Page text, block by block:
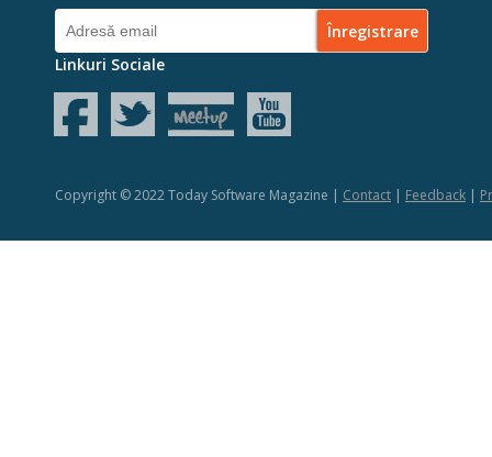
Linkuri Sociale
Copyright © 2022 Today Software Magazine | Contact | Feedback |